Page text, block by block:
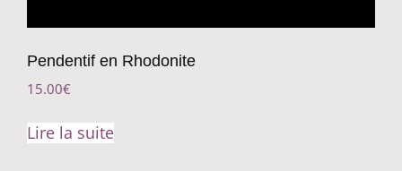
Pendentif en Rhodonite
15.00€
Lire la suite